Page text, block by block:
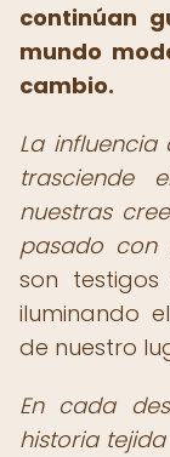
continúan
mundo
cambio.
La influencia
trasciende
nuestras
pasado con
son testigos
iluminando
de nuestro
En cada
historia